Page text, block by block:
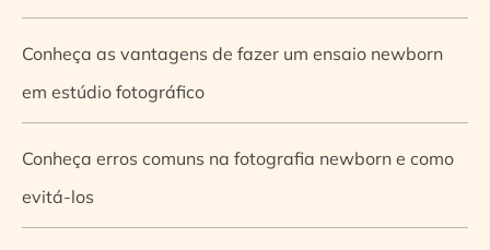
Conheça as vantagens de fazer um ensaio newborn
em estúdio fotográfico
Conheça erros comuns na fotografia newborn e como
evitá-los